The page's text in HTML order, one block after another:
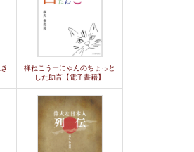
禅ねこうーにゃんのちょっと
した助言【電子書籍】